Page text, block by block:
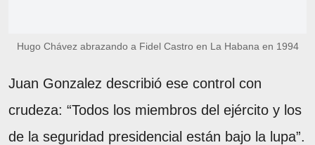
Hugo Chávez abrazando a Fidel Castro en La Habana en 1994
Juan Gonzalez describió ese control con
crudeza: “Todos los miembros del ejército y los
de la seguridad presidencial están bajo la lupa”.